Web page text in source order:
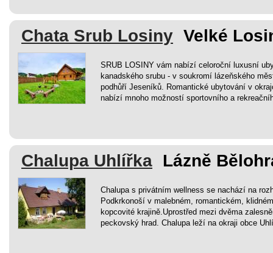
Chata Srub Losiny Velké
SRUB LOSINY vám nabízí celoroční luxusní
kanadského srubu - v soukromí lázeňského
podhůří Jeseníků. Romantické ubytování v
nabízí mnoho možností sportovního a
Chalupa Uhlířka Lázně
Chalupa s privátním wellness se nachází na
Podkrkonoší v malebném, romantickém,
kopcovité krajině.Uprostřed mezi dvěma
peckovský hrad. Chalupa leží na okraji obce